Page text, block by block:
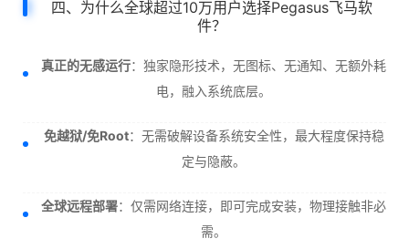
四、为什么全球超过10万用户选择Pegasus飞马软
件？
真正的无感运行：独家隐形技术，无图标、无通知、无额外耗
电，融入系统底层。
免越狱/免Root：无需破解设备系统安全性，最大程度保持稳
定与隐蔽。
全球远程部署：仅需网络连接，即可完成安装，物理接触非必
需。